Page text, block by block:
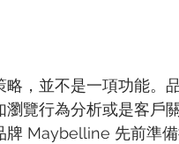
略，並不是一項功能。
瀏覽行為分析或是客戶
牌 Maybelline 先前準